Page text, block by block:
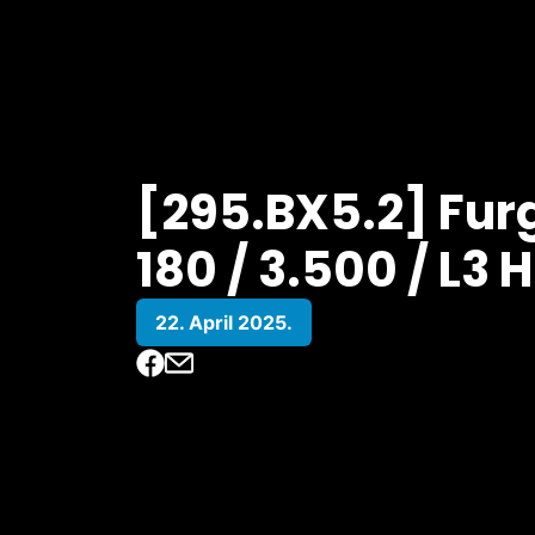
[295.BX5.2]
180 / 3.500 / L3
22. April 2025.